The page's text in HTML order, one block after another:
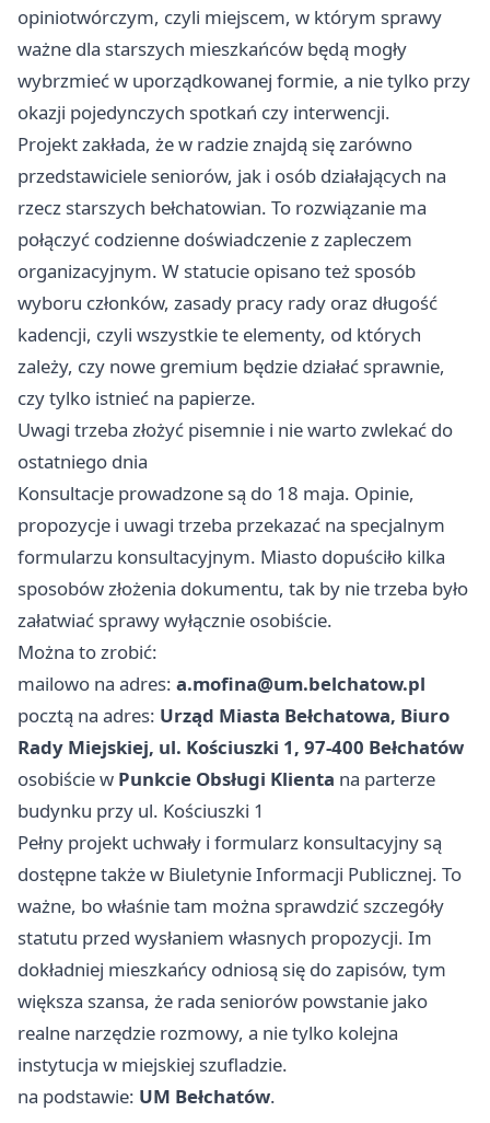
opiniotwórczym, czyli miejscem, w którym sprawy
ważne dla starszych mieszkańców będą mogły
wybrzmieć w uporządkowanej formie, a nie tylko przy
okazji pojedynczych spotkań czy interwencji.
Projekt zakłada, że w radzie znajdą się zarówno
przedstawiciele seniorów, jak i osób działających na
rzecz starszych bełchatowian. To rozwiązanie ma
połączyć codzienne doświadczenie z zapleczem
organizacyjnym. W statucie opisano też sposób
wyboru członków, zasady pracy rady oraz długość
kadencji, czyli wszystkie te elementy, od których
zależy, czy nowe gremium będzie działać sprawnie,
czy tylko istnieć na papierze.
Uwagi trzeba złożyć pisemnie i nie warto zwlekać do
ostatniego dnia
Konsultacje prowadzone są do 18 maja. Opinie,
propozycje i uwagi trzeba przekazać na specjalnym
formularzu konsultacyjnym. Miasto dopuściło kilka
sposobów złożenia dokumentu, tak by nie trzeba było
załatwiać sprawy wyłącznie osobiście.
Można to zrobić:
mailowo na adres: a.mofina@um.belchatow.pl
pocztą na adres: Urząd Miasta Bełchatowa, Biuro
Rady Miejskiej, ul. Kościuszki 1, 97-400 Bełchatów
osobiście w Punkcie Obsługi Klienta na parterze
budynku przy ul. Kościuszki 1
Pełny projekt uchwały i formularz konsultacyjny są
dostępne także w Biuletynie Informacji Publicznej. To
ważne, bo właśnie tam można sprawdzić szczegóły
statutu przed wysłaniem własnych propozycji. Im
dokładniej mieszkańcy odniosą się do zapisów, tym
większa szansa, że rada seniorów powstanie jako
realne narzędzie rozmowy, a nie tylko kolejna
instytucja w miejskiej szufladzie.
na podstawie: UM Bełchatów.